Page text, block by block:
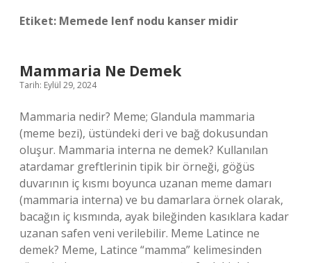
Etiket: Memede lenf nodu kanser midir
Mammaria Ne Demek
Tarih: Eylül 29, 2024
Mammaria nedir? Meme; Glandula mammaria
(meme bezi), üstündeki deri ve bağ dokusundan
oluşur. Mammaria interna ne demek? Kullanılan
atardamar greftlerinin tipik bir örneği, göğüs
duvarının iç kısmı boyunca uzanan meme damarı
(mammaria interna) ve bu damarlara örnek olarak,
bacağın iç kısmında, ayak bileğinden kasıklara kadar
uzanan safen veni verilebilir. Meme Latince ne
demek? Meme, Latince “mamma” kelimesinden